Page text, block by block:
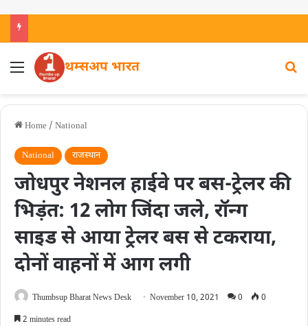
थम्सअप भारत
Home / National
National राजस्थान
जोधपुर नेशनल हाईवे पर बस-ट्रेलर की
भिड़ंत: 12 लोग जिंदा जले, रॉन्ग
साइड से आया ट्रेलर बस से टकराया,
दोनों वाहनों में आग लगी
Thumbsup Bharat News Desk November 10, 2021 0
0
2 minutes read